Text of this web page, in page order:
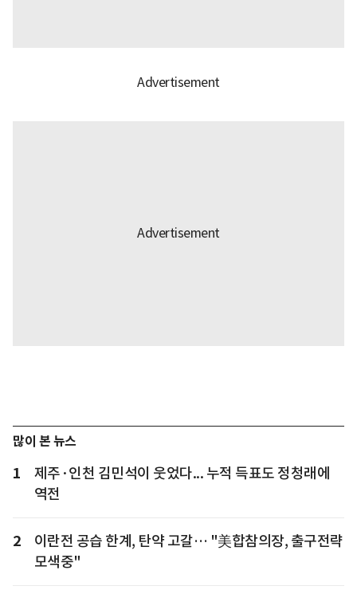
많이 본 뉴스
1
제주·인천 김민석이 웃었다... 누적 득표도 정청래에
역전
2
이란전 공습 한계, 탄약 고갈… "美합참의장, 출구전략
모색중"